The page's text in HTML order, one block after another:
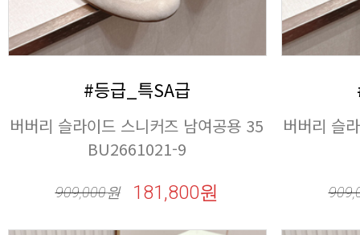
#등급_특SA급
BU2661021-9
909,000원 181,800원